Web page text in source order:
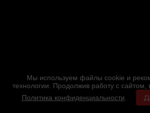
Мы используем файлы cookie и
технологии. Продолжив работу с сайтом,
Политика конфиденциальности